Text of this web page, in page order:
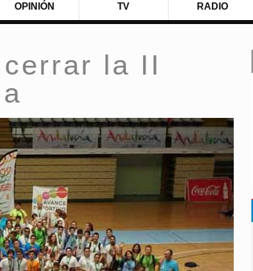
OPINIÓN TV RADIO
la II